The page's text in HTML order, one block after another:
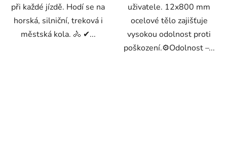
při každé jízdě. Hodí se na
horská, silniční, treková i
městská kola. 🚴 ✔...
uživatele. 12x800 mm
ocelové tělo zajišťuje
vysokou odolnost proti
poškození.⚙️Odolnost –...